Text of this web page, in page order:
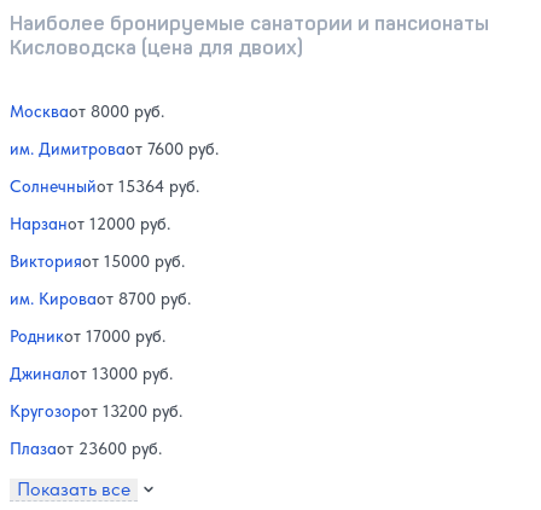
Наиболее бронируемые санатории и пансионаты
Кисловодска (цена для двоих)
Москваот 8000 руб.
им. Димитроваот 7600 руб.
Солнечныйот 15364 руб.
Нарзанот 12000 руб.
Викторияот 15000 руб.
им. Кироваот 8700 руб.
Родникот 17000 руб.
Джиналот 13000 руб.
Кругозорот 13200 руб.
Плазаот 23600 руб.
Показать все